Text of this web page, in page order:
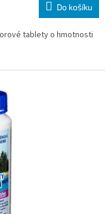
Do košíku
tablety o hmotnosti